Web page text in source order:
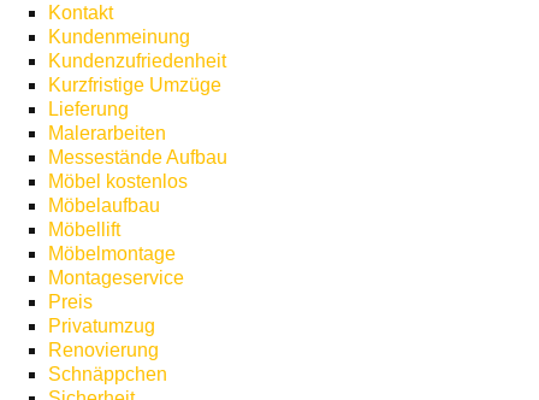
Kontakt
Kundenmeinung
Kundenzufriedenheit
Kurzfristige Umzüge
Lieferung
Malerarbeiten
Messestände Aufbau
Möbel kostenlos
Möbelaufbau
Möbellift
Möbelmontage
Montageservice
Preis
Privatumzug
Renovierung
Schnäppchen